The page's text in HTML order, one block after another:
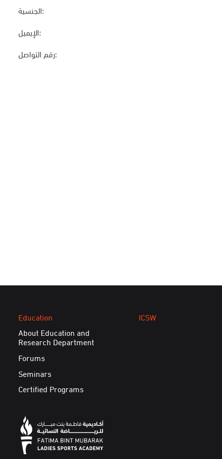
الجنسية:
الإيميل:
رقم التواصل:
Education
About Education and
Research Department
Forums
Seminars
Certified Programs
ICSW